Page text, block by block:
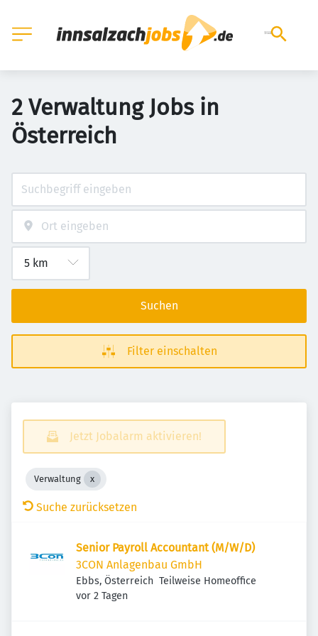
2 Verwaltung Jobs in
Österreich
Suchen
Filter einschalten
Jetzt Jobalarm aktivieren!
Verwaltung
Suche zurücksetzen
Senior Payroll Accountant (M/W/D)
3CON Anlagenbau GmbH
Ebbs, Österreich Teilweise Homeoffice
Veröffentlicht
vor 2 Tagen